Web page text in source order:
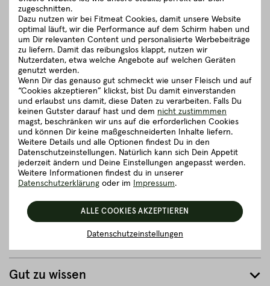
von österreichischen Kleinbauern. Zu unseren klassischen
Rinderrassen zählen Black Angus & Red Angus Rinder sowie
das Pinzgauer Grauvieh und Simmentaler Fleckvieh.
Auf idyllischen Kleinhöfen mit wunderbar weitläufigen Weiden
können unsere Rinder ein richtig feines Leben führen. Ob sie
nun auf den Wiesen grasen, dem Rauschen der Blätter
lauschen oder sich einen kleinen Spaziergang gönnen - es
steht ihnen alles offen.
schließen
Zubereitungsempfehlung
Details zum Artikel ”BIO Full Packer
Brisket - Brustkern ca. 5,00 - 6,00 kg”
Gut zu wissen
zugeschnitten.
Dazu nutzen wir bei Fitmeat Cookies, damit unsere Website
optimal läuft, wir die Performance auf dem Schirm haben und
um Dir relevanten Content und personalisierte Werbebeiträge
zu liefern. Damit das reibungslos klappt, nutzen wir
Nutzerdaten, etwa welche Angebote auf welchen Geräten
genutzt werden.
Wenn Dir das genauso gut schmeckt wie unser Fleisch und auf
“Cookies akzeptieren” klickst, bist Du damit einverstanden
und erlaubst uns damit, diese Daten zu verarbeiten. Falls Du
keinen Gutster darauf hast und dem nicht zustimmmen
magst, beschränken wir uns auf die erforderlichen Cookies
und können Dir keine maßgeschneiderten Inhalte liefern.
Weitere Details und alle Optionen findest Du in den
Datenschutzeinstellungen. Natürlich kann sich Dein Appetit
jederzeit ändern und Deine Einstellungen angepasst werden.
Weitere Informationen findest du in unserer
Datenschutzerklärung oder im Impressum.
Datenschutzeinstellungen
ALLE COOKIES AKZEPTIEREN